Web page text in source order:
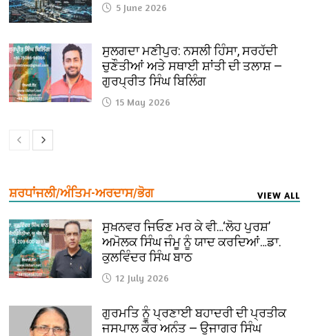
5 June 2026
ਸੁਲਗਦਾ ਮਣੀਪੁਰ: ਨਸਲੀ ਹਿੰਸਾ, ਸਰਹੱਦੀ
ਚੁਣੌਤੀਆਂ ਅਤੇ ਸਥਾਈ ਸ਼ਾਂਤੀ ਦੀ ਤਲਾਸ਼ —
ਗੁਰਪ੍ਰੀਤ ਸਿੰਘ ਬਿਲਿੰਗ
15 May 2026
ਸ਼ਰਧਾਂਜਲੀ/ਅੰਤਿਮ-ਅਰਦਾਸ/ਭੋਗ VIEW ALL
ਸੁਖ਼ਨਵਰ ਜਿਓਣ ਮਰ ਕੇ ਵੀ…‘ਲੋਹ ਪੁਰਸ਼’
ਅਮੋਲਕ ਸਿੰਘ ਜੰਮੂ ਨੂੰ ਯਾਦ ਕਰਦਿਆਂ…ਡਾ.
ਕੁਲਵਿੰਦਰ ਸਿੰਘ ਬਾਠ
12 July 2026
ਗੁਰਮਤਿ ਨੂੰ ਪ੍ਰਣਾਈ ਬਹਾਦਰੀ ਦੀ ਪ੍ਰਤੀਕ
ਜਸਪਾਲ ਕੌਰ ਅਨੰਤ — ਉਜਾਗਰ ਸਿੰਘ